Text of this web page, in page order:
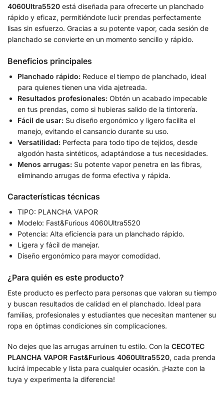
4060Ultra5520 está diseñada para ofrecerte un planchado
rápido y eficaz, permitiéndote lucir prendas perfectamente
lisas sin esfuerzo. Gracias a su potente vapor, cada sesión de
planchado se convierte en un momento sencillo y rápido.
Beneficios principales
Planchado rápido: Reduce el tiempo de planchado, ideal
para quienes tienen una vida ajetreada.
Resultados profesionales: Obtén un acabado impecable
en tus prendas, como si hubieras salido de la tintorería.
Fácil de usar: Su diseño ergonómico y ligero facilita el
manejo, evitando el cansancio durante su uso.
Versatilidad: Perfecta para todo tipo de tejidos, desde
algodón hasta sintéticos, adaptándose a tus necesidades.
Menos arrugas: Su potente vapor penetra en las fibras,
eliminando arrugas de forma efectiva y rápida.
Características técnicas
TIPO: PLANCHA VAPOR
Modelo: Fast&Furious 4060Ultra5520
Potencia: Alta eficiencia para un planchado rápido.
Ligera y fácil de manejar.
Diseño ergonómico para mayor comodidad.
¿Para quién es este producto?
Este producto es perfecto para personas que valoran su tiempo
y buscan resultados de calidad en el planchado. Ideal para
familias, profesionales y estudiantes que necesitan mantener su
ropa en óptimas condiciones sin complicaciones.
No dejes que las arrugas arruinen tu estilo. Con la CECOTEC
PLANCHA VAPOR Fast&Furious 4060Ultra5520, cada prenda
lucirá impecable y lista para cualquier ocasión. ¡Hazte con la
tuya y experimenta la diferencia!